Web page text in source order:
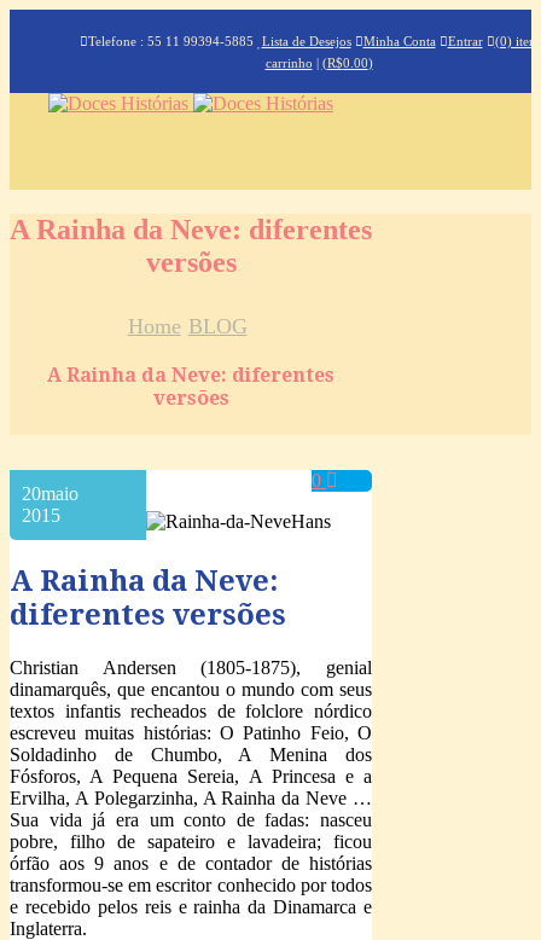
Telefone : 55 11 99394-5885 Lista de Desejos Minha Conta Entrar
(0)
carrinho | (R$0.00)
A Rainha da Neve: diferentes
versões
Home BLOG
A Rainha da Neve: diferentes
versões
20maio
2015
0
A Rainha da Neve:
diferentes versões
Hans
Christian Andersen (1805-1875), genial
dinamarquês, que encantou o mundo com seus
textos infantis recheados de folclore nórdico
escreveu muitas histórias: O Patinho Feio, O
Soldadinho de Chumbo, A Menina dos
Fósforos, A Pequena Sereia, A Princesa e a
Ervilha, A Polegarzinha, A Rainha da Neve …
Sua vida já era um conto de fadas: nasceu
pobre, filho de sapateiro e lavadeira; ficou
órfão aos 9 anos e de contador de histórias
transformou-se em escritor conhecido por todos
e recebido pelos reis e rainha da Dinamarca e
Inglaterra.